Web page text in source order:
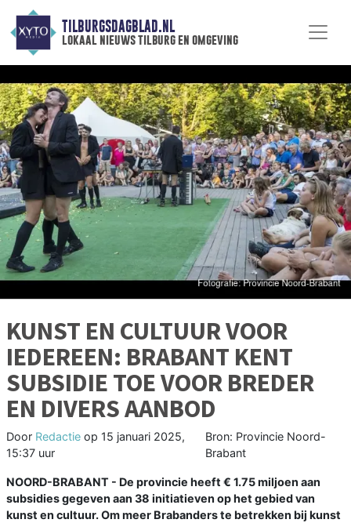
TILBURGSDAGBLAD.NL
lokaal nieuws tilburg en omgeving
KUNST EN CULTUUR VOOR
IEDEREEN: BRABANT KENT
SUBSIDIE TOE VOOR BREDER
EN DIVERS AANBOD
Door Redactie op 15 januari 2025,
15:37 uur
Bron: Provincie Noord-
Brabant
NOORD-BRABANT - De provincie heeft € 1.75 miljoen aan
subsidies gegeven aan 38 initiatieven op het gebied van
kunst en cultuur. Om meer Brabanders te betrekken bij kunst